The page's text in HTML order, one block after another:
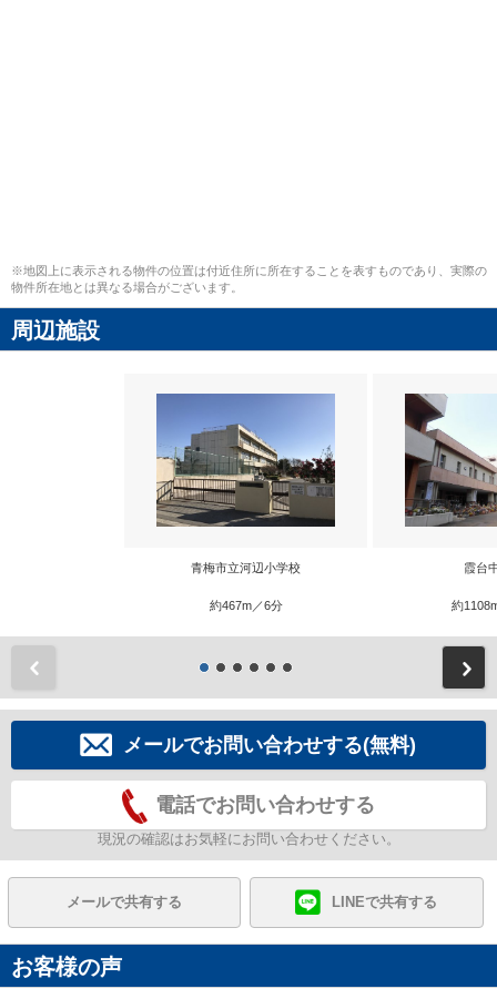
※地図上に表示される物件の位置は付近住所に所在することを表すものであり、実際の
物件所在地とは異なる場合がございます。
周辺施設
青梅市立河辺小学校
約467m／6分
霞台
約
メールでお問い合わせする(無料)
電話でお問い合わせする
現況の確認はお気軽にお問い合わせください。
メールで共有する LINEで共有する
お客様の声